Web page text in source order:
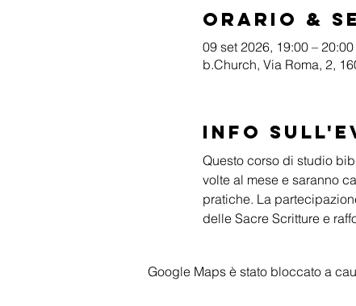
Orario &
09 set 2026, 19:00 – 20:00
b.Church, Via Roma, 2,
Info
Questo corso di studio
volte al mese e saranno
pratiche. La
delle Sacre Scritture e
Google Maps è stato bloccato a